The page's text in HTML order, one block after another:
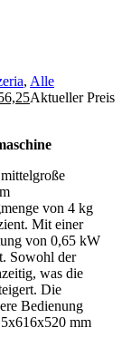
, Alle
Aktueller Preis
von 4 kg
Mit einer
von 0,65 kW
Sowohl der
was die
Die
Bedienung
mm